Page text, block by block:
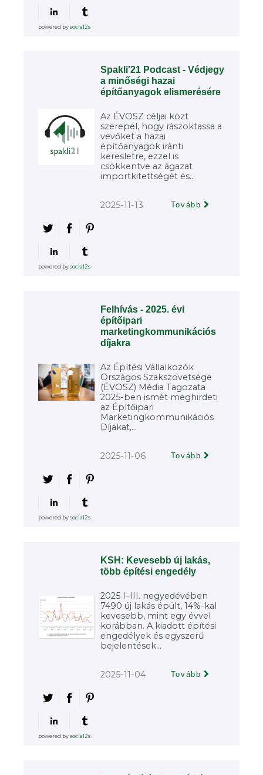
powered bysocial2s
Spakli'21 Podcast - Védjegy
a minőségi hazai
építőanyagok elismerésére
Az ÉVOSZ céljai közt
szerepel, hogy rászoktassa a
vevőket a hazai
építőanyagok iránti
keresletre, ezzel is
csökkentve az ágazat
importkitettségét és...
2025-11-13 Tovább
powered bysocial2s
Felhívás - 2025. évi
építőipari
marketingkommunikációs
díjakra
Az Építési Vállalkozók
Országos Szakszövetsége
(ÉVOSZ) Média Tagozata
2025-ben ismét meghirdeti
az Építőipari
Marketingkommunikációs
Díjakat,...
2025-11-06 Tovább
powered bysocial2s
KSH: Kevesebb új lakás,
több építési engedély
2025 I–III. negyedévében
7490 új lakás épült, 14%-kal
kevesebb, mint egy évvel
korábban. A kiadott építési
engedélyek és egyszerű
bejelentések...
2025-11-04 Tovább
powered bysocial2s